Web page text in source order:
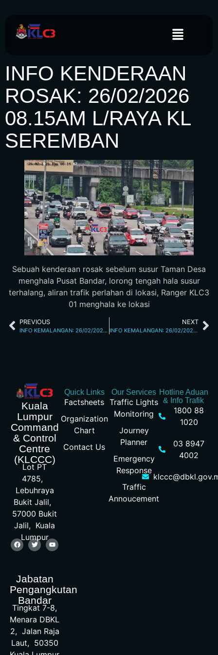
INFO KENDERAAN
ROSAK: 26/02/2026
08.15AM L/RAYA KL
SEREMBAN
Sebuah kenderaan rosak sebelum susur Taman Desa
menghala Pusat Bandar, lorong tengah hala susur
terhalang, aliran trafik perlahan di lokasi, Ranger KLC3
01 menghala ke lokasi
PREVIOUS
INFO KEMALANGAN: 26/02/2026 07.45AM JALAN TUN RAZAK
NEXT
INFO KEMALANGAN: 26/02/2026 08.40AM L/RAYA SULTAN ISKANDAR
Kuala
Lumpur
Command
& Control
Centre
(KLCCC)
Lot PT
4785,
Lebuhraya
Bukit Jalil,
57000 Bukit
Jalil, Kuala
Lumpur
Jabatan
Pengangkutan
Bandar
Tingkat 7-8,
Menara DBKL
2, Jalan Raja
Laut, 50350
Quick Links
Factsheets
Organization
Chart
Contact Us
Our Services
Traffic Lights
Monitoring
Journey
Planner
Emergency
Response
Traffic
Annoucement
Hotline Aduan
& Info Trafik
1800 88
1020
03 8947
4002